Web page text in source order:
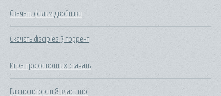
Скачать фильм двойники
Скачать disciples 3 торрент
Игра про животных скачать
Гдз по истории 8 класс тпо